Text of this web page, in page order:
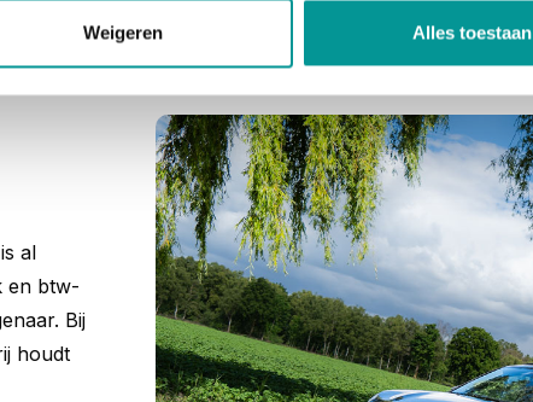
Weigeren Alles toestaan
leaseauto start dus bij De Lease Financier!
al
en btw-
Bij
houdt